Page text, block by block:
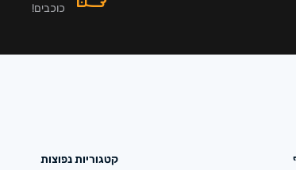
כוכבים!
קטגוריות נפוצות